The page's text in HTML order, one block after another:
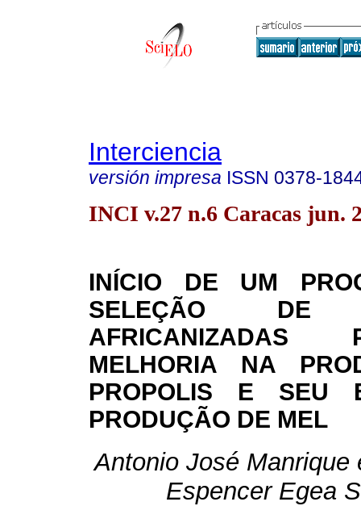
Interciencia
versión impresa ISSN 0378-
INCI v.27 n.6 Caracas jun.
INÍCIO DE UM
SELEÇÃO DE
MELHORIA NA
PROPOLIS E SEU
PRODUÇÃO DE MEL
Antonio José Manrique
Espencer Egea